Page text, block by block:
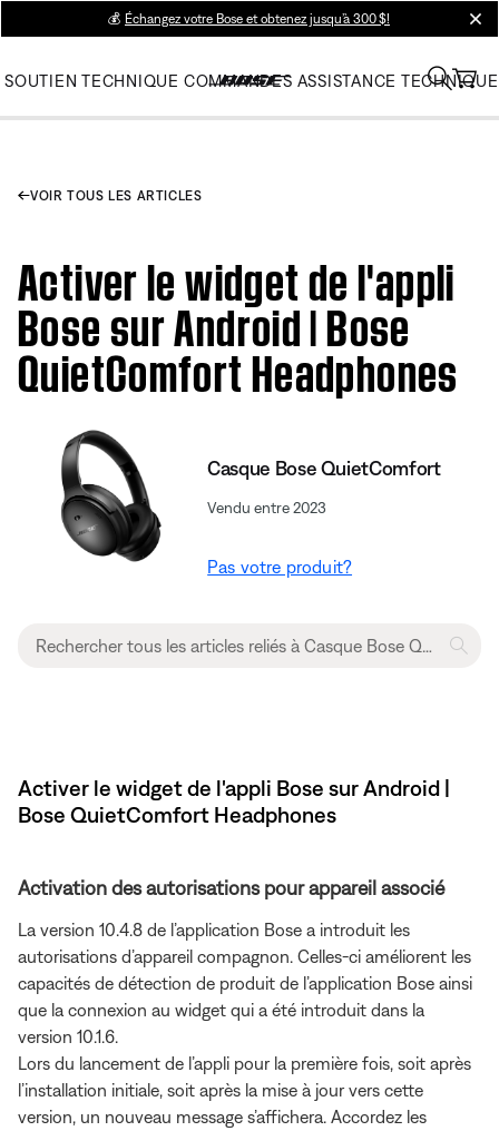
💰 Échangez votre Bose et obtenez jusqu’à 300 $!
SOUTIEN TECHNIQUE COMMANDES ASSISTANCE TECHNIQUE
VOIR TOUS LES ARTICLES
Activer le widget de l'appli
Bose sur Android | Bose
QuietComfort Headphones
Casque Bose QuietComfort
Vendu entre 2023
Pas votre produit?
Activer le widget de l'appli Bose sur Android |
Bose QuietComfort Headphones
Activation des autorisations pour appareil associé
La version 10.4.8 de l’application Bose a introduit les
autorisations d’appareil compagnon. Celles-ci améliorent les
capacités de détection de produit de l’application Bose ainsi
que la connexion au widget qui a été introduit dans la
version 10.1.6.
Lors du lancement de l’appli pour la première fois, soit après
l’installation initiale, soit après la mise à jour vers cette
version, un nouveau message s’affichera. Accordez les